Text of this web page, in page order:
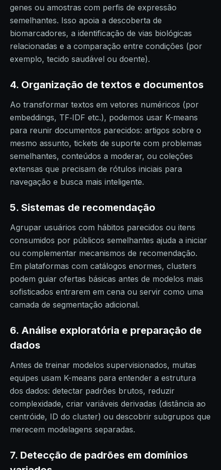
genes ou amostras com perfis de expressão
semelhantes. Isso apoia a descoberta de
biomarcadores, a identificação de vias biológicas
relacionadas e a comparação entre condições (por
exemplo, tecido saudável ou doente).
4. Organização de textos e documentos
Ao transformar textos em vetores numéricos (por
embeddings, TF‑IDF etc.), podemos usar K-means
para reunir documentos parecidos: artigos sobre o
mesmo assunto, tickets de suporte com problemas
semelhantes, conteúdos a moderar, ou coleções
extensas que precisam de rótulos iniciais para
navegação e busca mais inteligente.
5. Sistemas de recomendação
Agrupar usuários com hábitos parecidos ou itens
consumidos por públicos semelhantes ajuda a iniciar
ou complementar mecanismos de recomendação.
Em plataformas com catálogos enormes, clusters
podem guiar ofertas básicas antes de modelos mais
sofisticados entrarem em cena ou servir como uma
camada de segmentação adicional.
6. Análise exploratória e preparação de
dados
Antes de treinar modelos supervisionados, muitas
equipes usam K-means para entender a estrutura
dos dados: detectar padrões brutos, reduzir
complexidade, criar variáveis derivadas (distância ao
centróide, ID do cluster) ou descobrir subgrupos que
merecem modelagens separadas.
7. Detecção de padrões em domínios